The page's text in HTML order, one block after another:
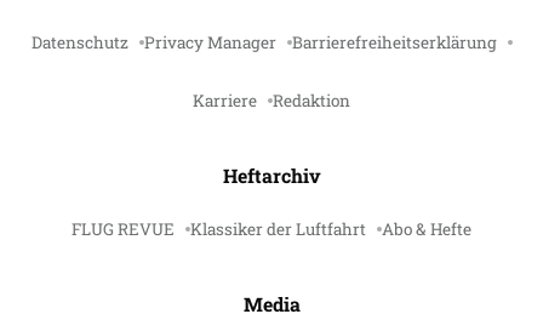
Datenschutz Privacy Manager Barrierefreiheitserklärung
Karriere Redaktion
Heftarchiv
FLUG REVUE Klassiker der Luftfahrt Abo & Hefte
Media